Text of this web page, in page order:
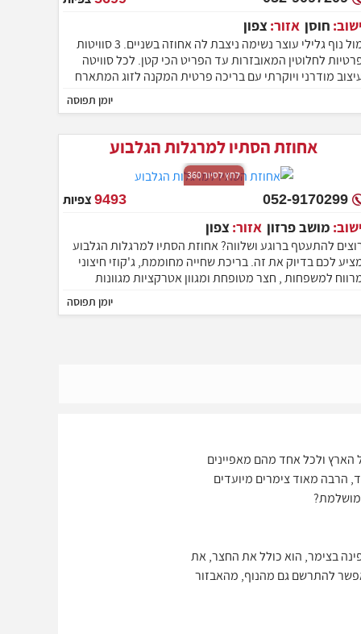
ישוב:חוסן אזור:צפון
מול נוף גלילי עוצר נשימה ניצבת לה אחוזה בשניים. 3 סוויטות
לחלוטין המאובזרות עד הפריט הכי קטן. לכל סוויטה
מודרני ויוקרתי עם בריכה פרטית המקנה לזוג המתארח
אינטימיות ופרטיות מוחלטת. אז אל תתלבטו ותרשו לעצמכם
בחופשה בלתי נשכחת שתשאיר לכם טעם של עוד...
יומן תפוסה
אחוזת הסתיו למרגלות הגלבוע
לחץ לסיור 360
052-9170299
9493 צפיות
ישוב:מושב פרזון אזור:צפון
להתעטף ברוגע ושלווה? אחוזת הסתיו למרגלות הגלבוע
לכם בדיוק את זה. בריכת שחייה מחוממת, ג'קוזי חיצוני
למשפחות , חצר מטופחת ומגוון אטרקציות מגוונות
למשפחות וזוגות המתחם בעל 6 יחידות אירוח מיועד לזוגות,
אירועים חברתיים , שבת חתן , ימי כיף.
יומן תפוסה
ולכל אחד מהם מאפיינים
הרבה מאוד צימרים מיועדים